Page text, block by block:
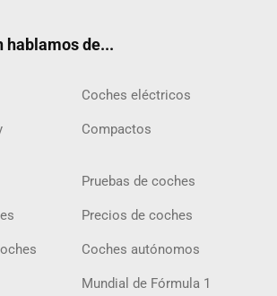
hablamos de...
Coches eléctricos
Compactos
Pruebas de coches
Precios de coches
Coches autónomos
Mundial de Fórmula 1